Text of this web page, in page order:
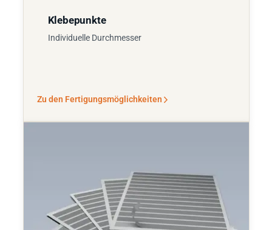
Klebepunkte
Individuelle Durchmesser
Zu den Fertigungsmöglichkeiten